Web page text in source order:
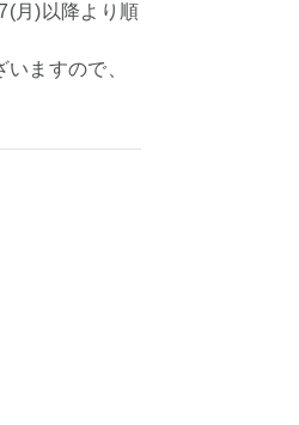
月)以降より順
ますので、